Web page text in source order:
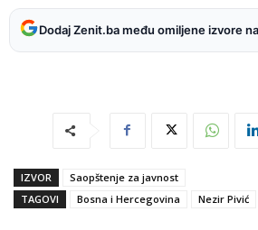
Dodaj Zenit.ba među omiljene izvore
IZVOR
Saopštenje za javnost
TAGOVI
Bosna i Hercegovina Nezir Pivić